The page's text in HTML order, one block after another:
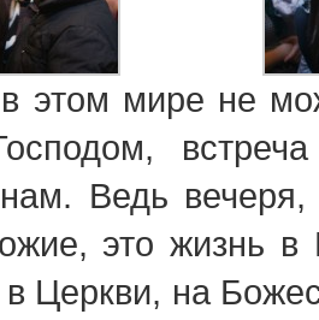
этом мире не
нам. Ведь
это жизнь
в Церкви, на